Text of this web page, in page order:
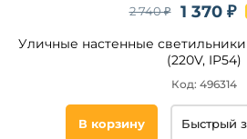
1 370 ₽
2 740 ₽
Уличные настенные светильники
(220V, IP54)
Код: 496314
В корзину Быстрый